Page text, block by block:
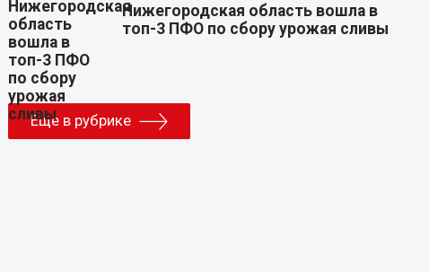
Нижегородская область вошла в
топ-3 ПФО по сбору урожая сливы
Еще в рубрике